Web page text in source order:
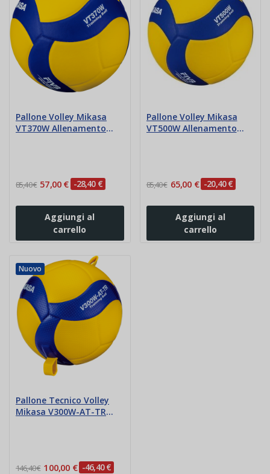
Pallone Volley Mikasa
VT370W Allenamento
85,40 € 57,00 € -28,40 €
Aggiungi al
carrello
Pallone Volley Mikasa
VT500W Allenamento
85,40 € 65,00 € -20,40 €
Aggiungi al
carrello
Nuovo
Pallone Tecnico Volley
Mikasa V300W-AT-TR
146,40 € 100,00 € -46,40 €